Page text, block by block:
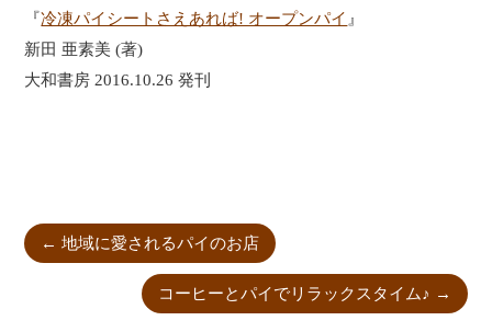
『冷凍パイシートさえあれば! オープンパイ 』
新田 亜素美 (著)
大和書房 2016.10.26 発刊
←地域に愛されるパイのお店
コーヒーとパイでリラックスタイム♪ →